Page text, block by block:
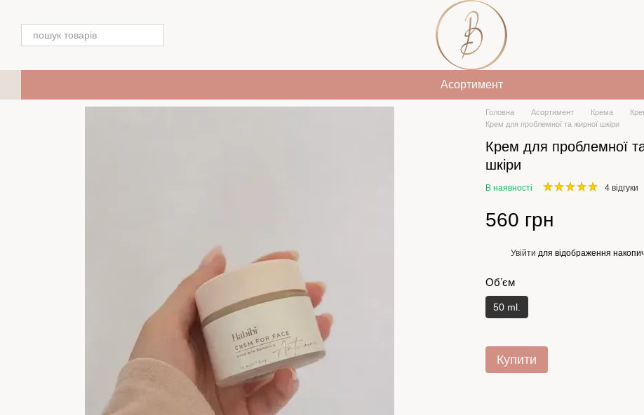
Асортимент
Головна Асортимент Крема
Крем для проблемної та жирної шкіри
Крем для проблемної
шкіри
В наявності 4 відгуки
560 грн
Увійти для відображення
Обʼєм
50 ml.
Купити